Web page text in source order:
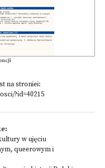
na stroniei:
?id=40215
w ujęciu
queerowym i